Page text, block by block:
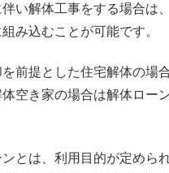
い解体工事をする場合は
み込むことが可能です。
前提とした住宅解体の場
空き家の場合は解体ロー
とは、利用目的が定めら